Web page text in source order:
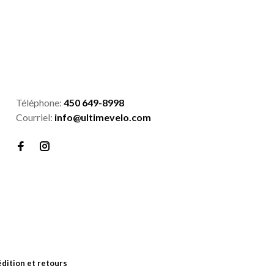
Téléphone: 450 649-8998
Courriel: info@ultimevelo.com
et retours